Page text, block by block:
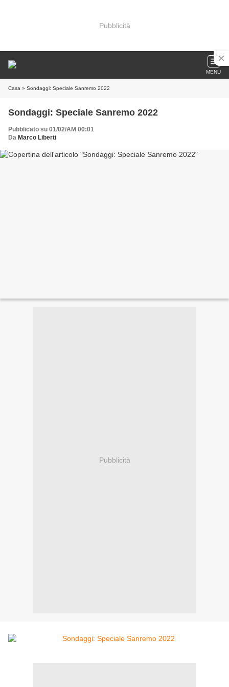
Pubblicità
MENU
Casa » Sondaggi: Speciale Sanremo 2022
Sondaggi: Speciale Sanremo 2022
Pubblicato su 01/02/AM 00:01
Da Marco Liberti
Pubblicità